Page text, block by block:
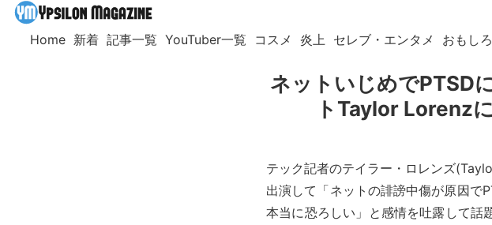
Home 新着 記事一覧 YouTuber一覧 コスメ 炎上 セレブ・エンタメ おもし
ネットいじめでPTSD
トTaylor Lorenz
テック記者のテイラー・ロレンズ
出演して「ネットの誹謗中傷が原因で
本当に恐ろしい」と感情を吐露して話